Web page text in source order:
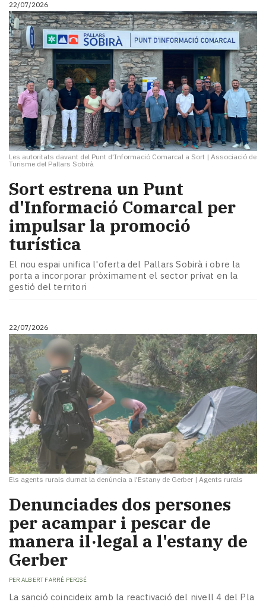
22/07/2026
Les autoritats davant del Punt d'Informació Comarcal a Sort | Associació de
Turisme del Pallars Sobirà
Sort estrena un Punt
d'Informació Comarcal per
impulsar la promoció
turística
El nou espai unifica l'oferta del Pallars Sobirà i obre la
porta a incorporar pròximament el sector privat en la
gestió del territori
22/07/2026
Els agents rurals durnat la denúncia a l'Estany de Gerber | Agents rurals
Denunciades dos persones
per acampar i pescar de
manera il·legal a l'estany de
Gerber
PER ALBERT FARRÉ PERISÉ
La sanció coincideix amb la reactivació del nivell 4 del Pla